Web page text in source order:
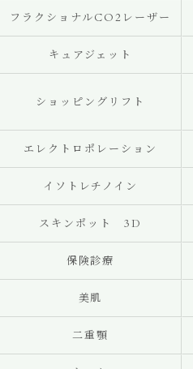
フラクショナルCO2レーザー
キュアジェット
ショッピングリフト
エレクトロポレーション
イソトレチノイン
スキンポット 3D
保険診療
美肌
二重顎